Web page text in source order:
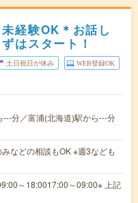
経験OK＊お話し
はスタート！
土日祝日が休み WEB登録OK
分／富浦(北海道)駅から---分
などの相談もOK ※週3なども
～18:0017:00～09:00※ 上記